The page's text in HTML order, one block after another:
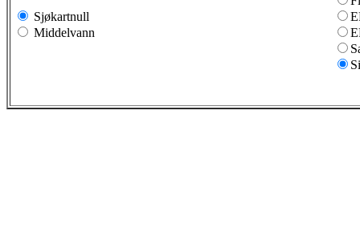
Sjøkartnull
Middelvann